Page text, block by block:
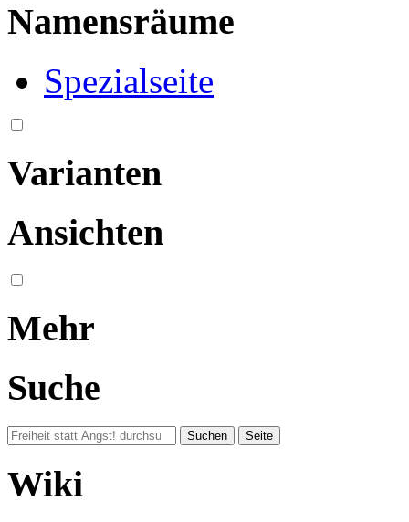
Namensräume
Spezialseite
Varianten
Ansichten
Mehr
Suche
Wiki